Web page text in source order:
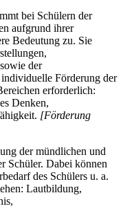
bei Schülern der
aufgrund ihrer
Bedeutung zu. Sie
der
Förderung der
erforderlich:
Denken,
[Förderung
der mündlichen und
Schüler. Dabei können
des Schülers u. a.
Lautbildung,